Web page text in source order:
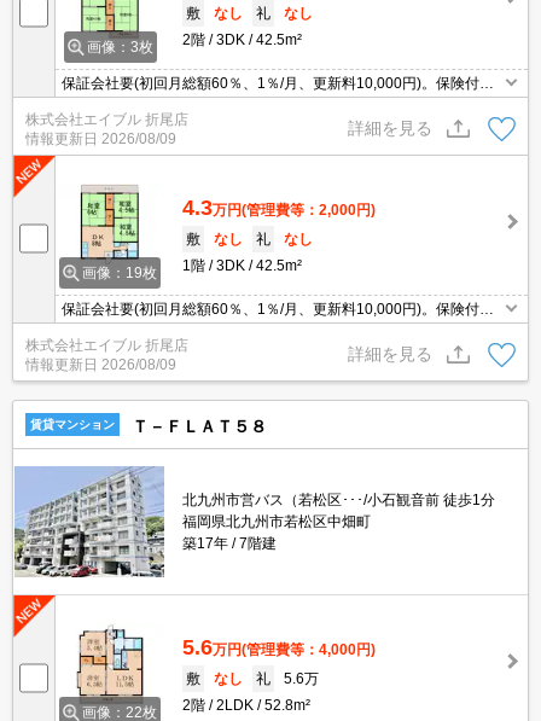
画像：3枚
敷 なし 礼
なし
2階
3DK 42.5m²
保証会社要(初回月総額60％、1％/月、更新料10,000円)。保険付帯
サービス1,760円/月。
株式会社エイブル 折尾店
情報更新日 2026/08/09
詳細を見る
画像：19枚
4.3万円(管理費等：2,000円)
敷
なし 礼
なし
1階
3DK 42.5m²
保証会社要(初回月総額60％、1％/月、更新料10,000円)。保険付帯
サービス1,760円/月。
株式会社エイブル 折尾店
情報更新日 2026/08/09
詳細を見る
賃貸マンション Ｔ－ＦＬＡＴ５８
北九州市営バス（若松区･･･/小石観音前 徒歩1分
福岡県北九州市若松区中畑町
築17年
7階建
画像：22枚
5.6万円(管理費等：4,000円)
敷
なし 礼
5.6万
2階
2LDK 52.8m²